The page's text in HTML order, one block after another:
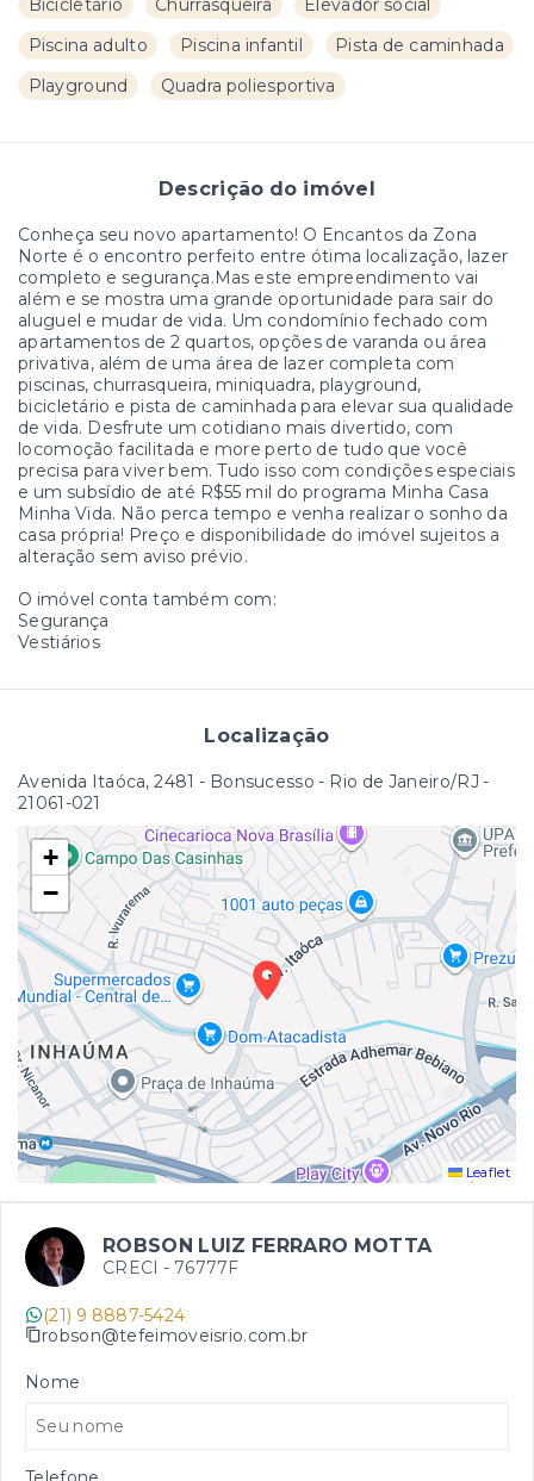
Bicicletário Churrasqueira
Elevador social
Piscina adulto
Piscina infantil
Pista de caminhada
Playground
Quadra poliesportiva
Descrição do imóvel
Conheça seu novo apartamento! O Encantos da Zona
Norte é o encontro perfeito entre ótima localização, lazer
completo e segurança.Mas este empreendimento vai
além e se mostra uma grande oportunidade para sair do
aluguel e mudar de vida. Um condomínio fechado com
apartamentos de 2 quartos, opções de varanda ou área
privativa, além de uma área de lazer completa com
piscinas, churrasqueira, miniquadra, playground,
bicicletário e pista de caminhada para elevar sua qualidade
de vida. Desfrute um cotidiano mais divertido, com
locomoção facilitada e more perto de tudo que você
precisa para viver bem. Tudo isso com condições especiais
e um subsídio de até R$55 mil do programa Minha Casa
Minha Vida. Não perca tempo e venha realizar o sonho da
casa própria! Preço e disponibilidade do imóvel sujeitos a
alteração sem aviso prévio.
O imóvel conta também com:
Segurança
Vestiários
Localização
Avenida Itaóca, 2481 - Bonsucesso - Rio de Janeiro/RJ -
21061-021
+
−
Leaflet
ROBSON LUIZ FERRARO MOTTA
CRECI - 76777F
(21) 9 8887-5424
robson@tefeimoveisrio.com.br
Nome